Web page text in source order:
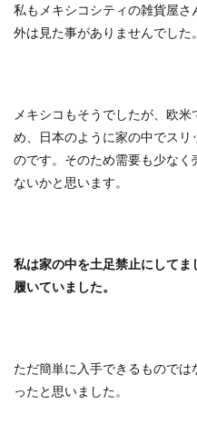
私もメキシコシティの雑貨屋
外は見た事がありませんでした。
メキシコもそうでしたが、欧米
め、日本のように家の中でス
のです。そのため需要も少な
ないかと思います。
私は家の中を土足禁止にして
履いていました。
ただ簡単に入手できるもので
ったと思いました。